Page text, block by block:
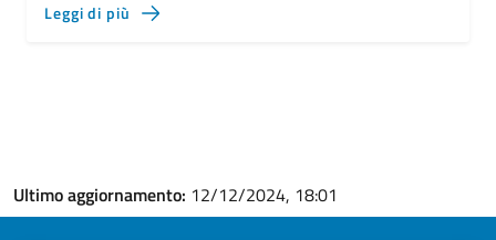
Leggi di più
Ultimo aggiornamento: 12/12/2024, 18:01